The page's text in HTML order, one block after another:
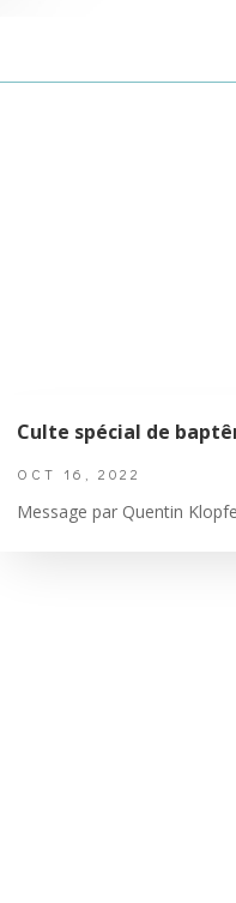
Culte spécial de
OCT 16, 2022
Message par Quentin